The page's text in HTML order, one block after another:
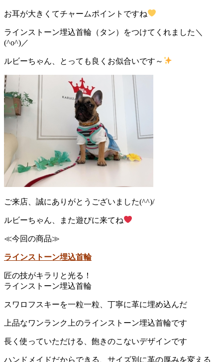
お耳が大きくてチャームポイントですね
ラインストーン埋込首輪（タン）をつけてくれました＼
(^o^)／
ルビーちゃん、とっても良くお似合いです～
ご来店、誠にありがとうございました(^^)/
ルビーちゃん、また遊びに来てね
≪今回の商品≫
ラインストーン埋込首輪
匠の技がキラリと光る！
ラインストーン埋込首輪
スワロフスキーを一粒一粒、丁寧に革に埋め込んだ
上品なワンランク上のラインストーン埋込首輪です
長く使っていただける、飽きのこないデザインです
ハンドメイドだからできる、サイズ別に革の厚みを変える